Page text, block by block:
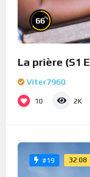
66%
La prière (S1
Viter7960
10 2K
#19 32:08